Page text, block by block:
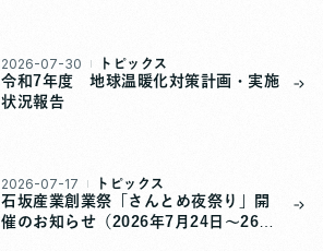
2026-07-30 トピックス
令和7年度 地球温暖化対策計画・実施
状況報告
2026-07-17 トピックス
石坂産業創業祭「さんとめ夜祭り」開
催のお知らせ（2026年7月24日～26